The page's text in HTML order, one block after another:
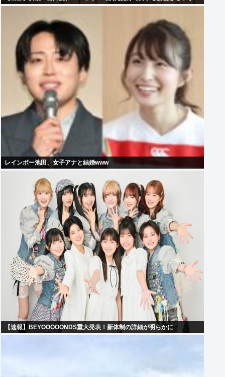
レインボー池田、女子アナと結婚www
【速報】BEYOOOOONDS重大発表！新体制の詳細が明らかに